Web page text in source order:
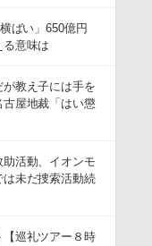
ばい」650億円
意味は
教え子には手を
屋地裁「はい懲
助活動、イオンモ
未だ捜索活動続
巡礼ツアー８時